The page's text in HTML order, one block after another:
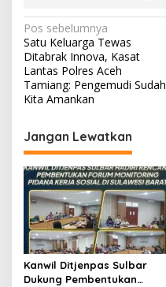
N
a
v
i
a
s
i
p
o
s
Pos sebelumnya
Satu Keluarga Tewas
Ditabrak Innova, Kasat
Lantas Polres Aceh
Tamiang: Pengemudi Sudah
Kita Amankan
Jangan Lewatkan
Kanwil Ditjenpas Sulbar
Dukung Pembentukan